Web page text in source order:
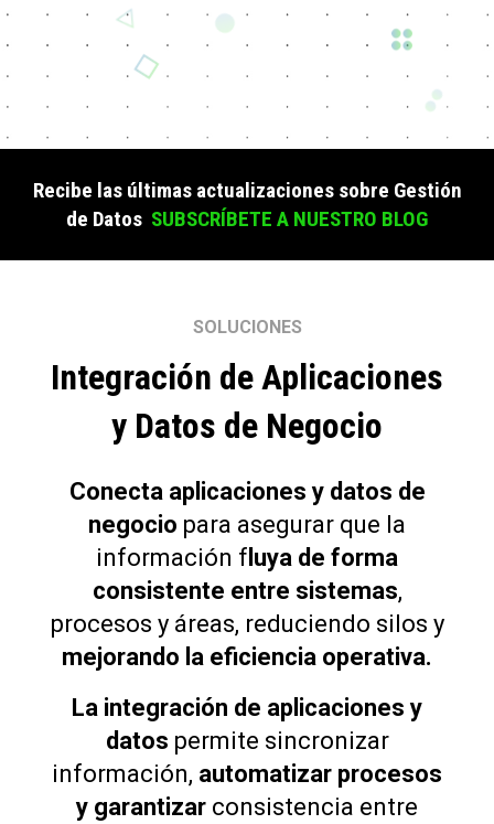
Recibe las últimas actualizaciones sobre Gestión
de Datos SUBSCRÍBETE A NUESTRO BLOG
SOLUCIONES
Integración de Aplicaciones
y Datos de Negocio
Conecta aplicaciones y datos de
negocio para asegurar que la
información f luya de forma
consistente entre sistemas,
procesos y áreas, reduciendo silos y
mejorando la eficiencia operativa.
La integración de aplicaciones y
datos permite sincronizar
información, automatizar procesos
y garantizar consistencia entre